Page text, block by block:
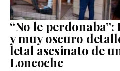
“No le
y muy oscuro
letal asesinato de
Loncoche